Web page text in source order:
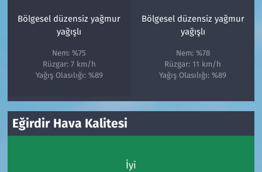
Bölgesel düzensiz yağmur
yağışlı
Nem: %75
Rüzgar: 7 km/h
Yağış Olasılığı: %89
Bölgesel düzensiz yağmur
yağışlı
Nem: %78
Rüzgar: 11 km/h
Yağış Olasılığı: %89
Eğirdir Hava Kalitesi
İyi